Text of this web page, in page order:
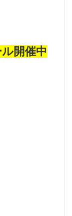
開催中